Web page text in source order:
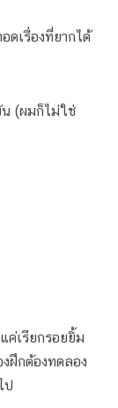
ดเรื่องที่ยากได้
น (ผมก็ไม่ใช่
ค่เรียกรอยยิ้ม
ฝึกต้องทดลอง
ป